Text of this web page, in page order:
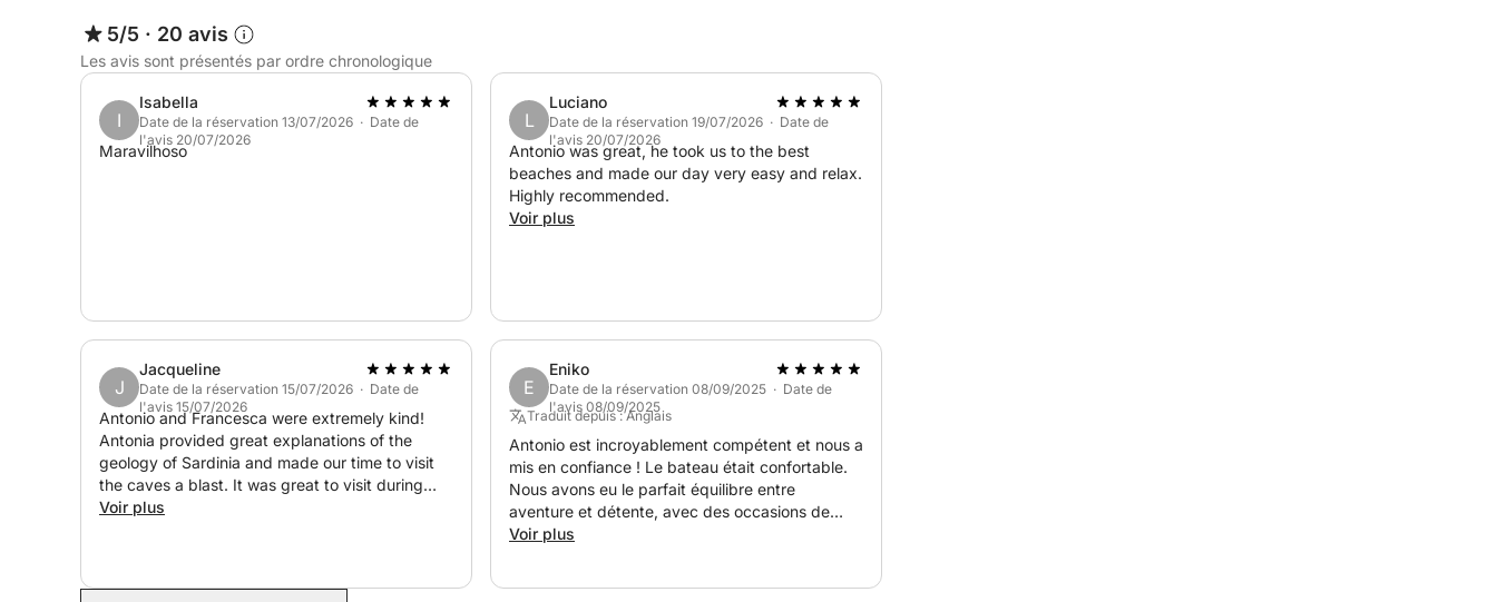
5/5 · 20 avis
Les avis sont présentés par ordre chronologique
I
Isabella
Date de la réservation 13/07/2026 · Date de
l'avis 20/07/2026
Maravilhoso
L
Luciano
Date de la réservation 19/07/2026 · Date de
l'avis 20/07/2026
Antonio was great, he took us to the best
beaches and made our day very easy and relax.
Highly recommended.
Voir plus
J
Jacqueline
Date de la réservation 15/07/2026 · Date de
l'avis 15/07/2026
Antonio and Francesca were extremely kind!
Antonia provided great explanations of the
geology of Sardinia and made our time to visit
the caves a blast. It was great to visit during
peak season and avoid the crowds at all the
Voir plus
E
Eniko
Date de la réservation 08/09/2025 · Date de
l'avis 08/09/2025
Traduit depuis : Anglais
Antonio est incroyablement compétent et nous a
mis en confiance ! Le bateau était confortable.
Nous avons eu le parfait équilibre entre
aventure et détente, avec des occasions de
nager et de prendre des photos. Nous nous
Voir plus